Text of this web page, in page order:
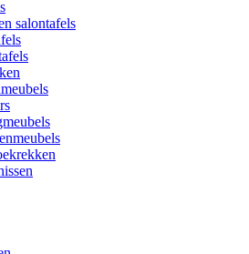
salontafels